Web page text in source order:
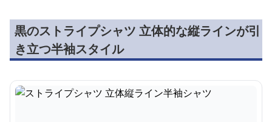
黒のストライプシャツ 立体的な縦ラインが引
き立つ半袖スタイル